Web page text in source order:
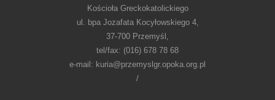
Kościoła Greckokatolickiego
ul. bpa Jozafata Kocyłowskiego 4,
37-700 Przemyśl,
tel/fax: (016) 678 78 68
e-mail: kuria@przemyslgr.opoka.org.pl
/